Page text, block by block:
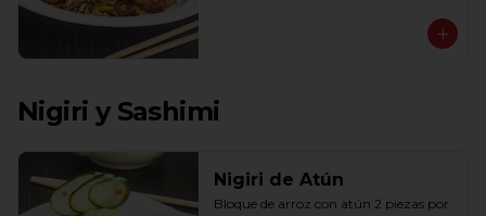
Nigiri y Sashimi
Nigiri de Atún
Bloque de arroz con atún 2 piezas por